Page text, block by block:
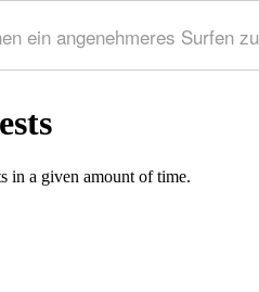
ein angenehmeres Surfen